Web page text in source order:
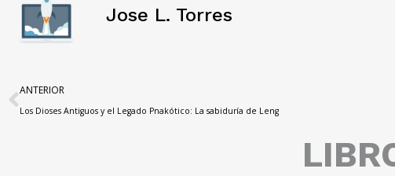
Jose L. Torres
ANTERIOR
Los Dioses Antiguos y el Legado Pnakótico: La sabiduría de Leng